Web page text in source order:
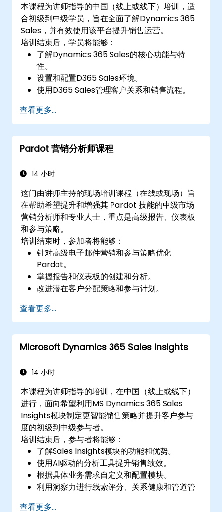
本课程为讲师指导的中国（线上或线下）培训，适
合初级到中级学员，旨在全面了解Dynamics 365
Sales，并有效使用该平台提升销售运营。
培训结束后，学员将能够：
了解Dynamics 365 Sales的核心功能与特
性。
设置和配置D365 Sales环境。
使用D365 Sales管理客户关系和销售流程。
将Dynamics 365 Sales与其他Microsoft应用
程式整合。
查看更多...
Pardot 营销分析师课程
14 小时
这门由讲师主持的现场培训课程（在线或现场）旨
在帮助希望提升和增强其 Pardot 技能的中级市场
营销分析师和专业人士，重点是高级报告、仪表板
和参与策略。
培训结束时，参加者将能够：
针对高级电子邮件营销和参与策略优化
Pardot。
掌握报告和仪表板的创建和分析。
改进潜在客户分配策略和参与计划。
高活动绩效。
查看更多...
Microsoft Dynamics 365 Sales Insights
14 小时
本课程为讲师指导的培训，在中国（线上或线下）
进行，面向希望利用MS Dynamics 365 Sales
Insights模块制定更智能销售策略并提升客户参与
度的初级到中级参与者。
培训结束后，参与者将能够：
了解Sales Insights模块的功能和优势。
使用AI驱动的分析工具提升销售绩效。
根据具体业务需求自定义和配置模块。
利用洞察力进行线索评分、关系健康和管道管
查看更多...